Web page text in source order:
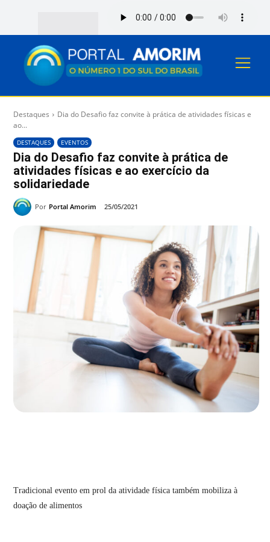
Destaques
Dia do Desafio faz convite à prática de atividades físicas e
ao...
DESTAQUES EVENTOS
Dia do Desafio faz convite à prática de
atividades físicas e ao exercício da
solidariedade
Por Portal Amorim 25/05/2021
Tradicional evento em prol da atividade física também mobiliza à
doação de alimentos